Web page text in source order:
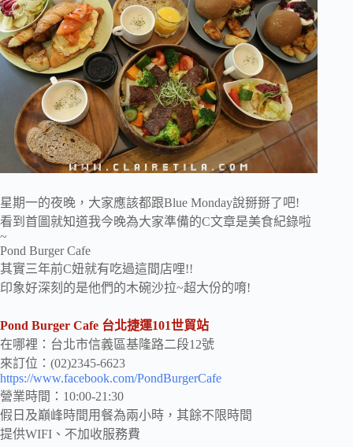
星期一的夜晚，大家應該都跟Blue Monday說掰掰了吧!
看到首圖就知道我今晚為大家準備的C文章是美食紀錄啦
~
Pond Burger Cafe
其實三年前C妞就有吃過這間店哩!!
印象好深刻的是他們的木碗沙拉~超大份的唷!
Pond Burger Cafe 台北捷運101世貿站
在哪裡：台北市信義區基隆路二段12號
來訂位：(02)2345-6623
https://www.facebook.com/PondBurgerCafe
營業時間：10:00-21:30
假日及巔峰時間用餐為兩小時，其餘不限時間
提供WIFI、不加收服務費